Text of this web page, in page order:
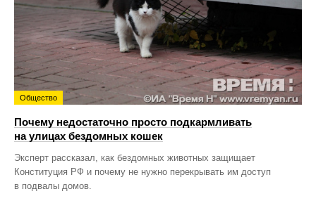
Общество
Почему недостаточно просто подкармливать
на улицах бездомных кошек
Эксперт рассказал, как бездомных животных защищает
Конституция РФ и почему не нужно перекрывать им доступ
в подвалы домов.